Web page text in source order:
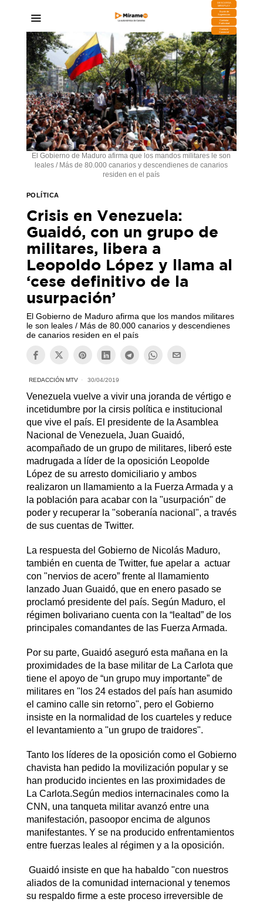
DESCARGA
MIRAPLAY
Buzón de
Sugerencias
Contratar
Publicidad
Contacto
Comercial
El Gobierno de Maduro afirma que los mandos militares le son
leales / Más de 80.000 canarios y descendienes de canarios
residen en el país
POLÍTICA
Crisis en Venezuela:
Guaidó, con un grupo de
militares, libera a
Leopoldo López y llama al
‘cese definitivo de la
usurpación’
El Gobierno de Maduro afirma que los mandos militares
le son leales / Más de 80.000 canarios y descendienes
de canarios residen en el país
REDACCIÓN MTV 30/04/2019
Venezuela vuelve a vivir una joranda de vértigo e
incetidumbre por la cirsis política e institucional
que vive el país. El presidente de la Asamblea
Nacional de Venezuela, Juan Guaidó,
acompañado de un grupo de militares, liberó este
madrugada a líder de la oposición Leopolde
López de su arresto domiciliario y ambos
realizaron un llamamiento a la Fuerza Armada y a
la población para acabar con la "usurpación" de
poder y recuperar la "soberanía nacional", a través
de sus cuentas de Twitter.
La respuesta del Gobierno de Nicolás Maduro,
también en cuenta de Twitter, fue apelar a actuar
con "nervios de acero” frente al llamamiento
lanzado Juan Guaidó, que en enero pasado se
proclamó presidente del país. Según Maduro, el
régimen bolivariano cuenta con la “lealtad” de los
principales comandantes de las Fuerza Armada.
Por su parte, Guaidó aseguró esta mañana en la
proximidades de la base militar de La Carlota que
tiene el apoyo de “un grupo muy importante” de
militares en "los 24 estados del país han asumido
el camino calle sin retorno", pero el Gobierno
insiste en la normalidad de los cuarteles y reduce
el levantamiento a "un grupo de traidores".
Tanto los líderes de la oposición como el Gobierno
chavista han pedido la movilización popular y se
han producido incientes en las proximidades de
La Carlota.Según medios internacinales como la
CNN, una tanqueta militar avanzó entre una
manifestación, pasoopor encima de algunos
manifestantes. Y se na producido enfrentamientos
entre fuerzas leales al régimen y a la oposición.
Guaidó insiste en que ha habaldo "con nuestros
aliados de la comunidad internacional y tenemos
su respaldo firme a este proceso irreversible de